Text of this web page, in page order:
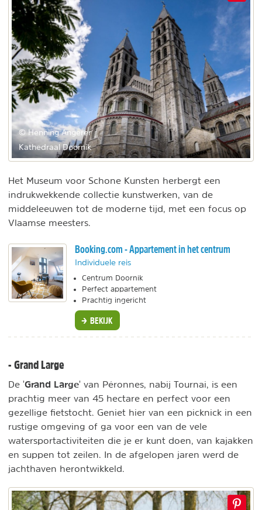
© Henning Angerer
Kathedraal Doornik
Het Museum voor Schone Kunsten herbergt een
indrukwekkende collectie kunstwerken, van de
middeleeuwen tot de moderne tijd, met een focus op
Vlaamse meesters.
Booking.com - Appartement in het centrum
Individuele reis
Centrum Doornik
Perfect appartement
Prachtig ingericht
BEKIJK
- Grand Large
De 'Grand Large' van Péronnes, nabij Tournai, is een
prachtig meer van 45 hectare en perfect voor een
gezellige fietstocht. Geniet hier van een picknick in een
rustige omgeving of ga voor een van de vele
watersportactiviteiten die je er kunt doen, van kajakken
en suppen tot zeilen. In de afgelopen jaren werd de
jachthaven herontwikkeld.